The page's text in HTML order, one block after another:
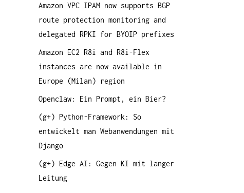
a
c
h
:
Amazon VPC IPAM now supports BGP
route protection monitoring and
delegated RPKI for BYOIP prefixes
Amazon EC2 R8i and R8i-Flex
instances are now available in
Europe (Milan) region
Openclaw: Ein Prompt, ein Bier?
(g+) Python-Framework: So
entwickelt man Webanwendungen mit
Django
(g+) Edge AI: Gegen KI mit langer
Leitung